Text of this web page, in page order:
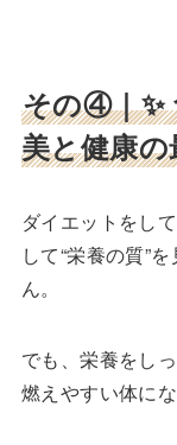
その④｜
美と健康
ダイエットをし
して“栄養の質”
ん。
でも、栄養をし
燃えやすい体に